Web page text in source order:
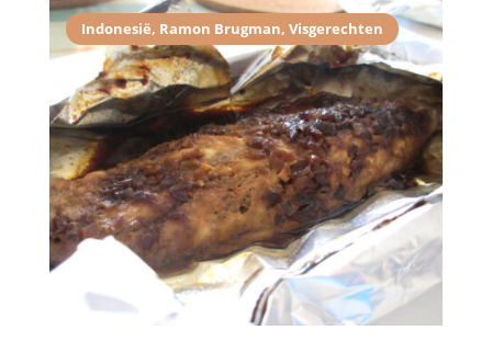
Indonesië, Ramon Brugman, Visgerechten